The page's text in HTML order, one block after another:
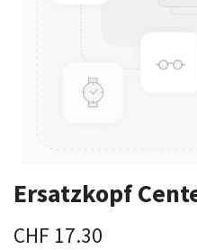
Ersatzkopf
CHF 17.30